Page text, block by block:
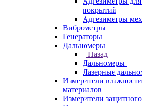
покрытий
Адгезиметры
Виброметры
Генераторы
Дальномеры
Назад
Дальномеры
Лазерные
Измерители
материалов
Измерители защитного